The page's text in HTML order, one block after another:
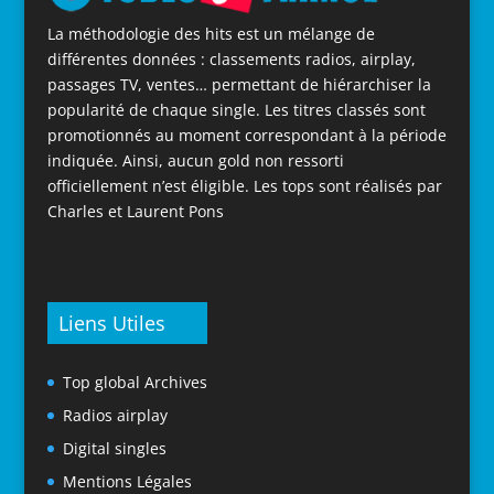
La méthodologie des hits est un mélange de
différentes données : classements radios, airplay,
passages TV, ventes… permettant de hiérarchiser la
popularité de chaque single. Les titres classés sont
promotionnés au moment correspondant à la période
indiquée. Ainsi, aucun gold non ressorti
officiellement n’est éligible. Les tops sont réalisés par
Charles et Laurent Pons
Liens Utiles
Top global Archives
Radios airplay
Digital singles
Mentions Légales